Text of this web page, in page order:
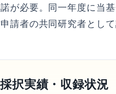
が必要。同一年度に当
請者の共同研究者とし
採択実績・収録状況